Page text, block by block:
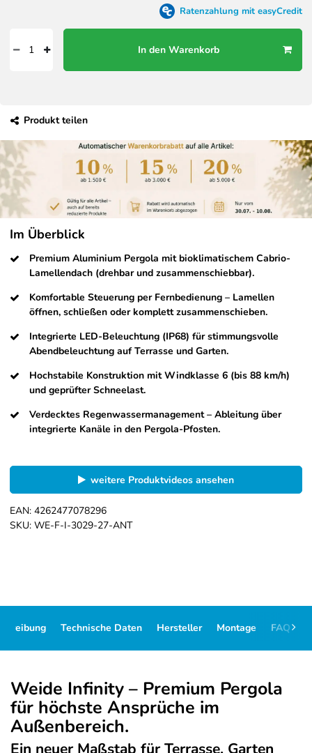
Ratenzahlung mit easyCredit
In den Warenkorb
Produkt teilen
Im Überblick
Premium Aluminium Pergola mit bioklimatischem Cabrio-
Lamellendach (drehbar und zusammenschiebbar).
Komfortable Steuerung per Fernbedienung – Lamellen
öffnen, schließen oder komplett zusammenschieben.
Integrierte LED-Beleuchtung (IP68) für stimmungsvolle
Abendbeleuchtung auf Terrasse und Garten.
Hochstabile Konstruktion mit Windklasse 6 (bis 88 km/h)
und geprüfter Schneelast.
Verdecktes Regenwassermanagement – Ableitung über
integrierte Kanäle in den Pergola-Pfosten.
weitere Produktvideos ansehen
EAN: 4262477078296
SKU: WE-F-I-3029-27-ANT
Technische Daten Hersteller Montage FAQ
Weide Infinity – Premium Pergola
für höchste Ansprüche im
Außenbereich.
Ein neuer Maßstab für Terrasse, Garten